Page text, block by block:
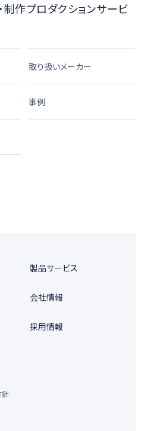
制作プロダクションサービ
取り扱いメーカー
事例
製品サービス
会社情報
採用情報
針